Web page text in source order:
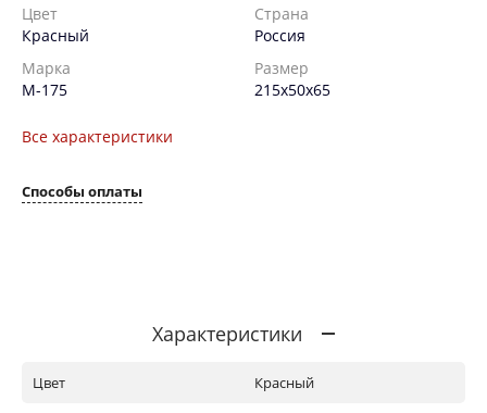
Цвет
Красный
Страна
Россия
Марка
М-175
Размер
215х50х65
Все характеристики
Способы оплаты
Характеристики
Цвет Красный